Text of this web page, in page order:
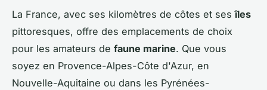
La France, avec ses kilomètres de côtes et sesîles
pittoresques, offre des emplacements de choix
pour les amateurs de faune marine. Que vous
soyez en Provence-Alpes-Côte d'Azur, en
Nouvelle-Aquitaine ou dans les Pyrénées-